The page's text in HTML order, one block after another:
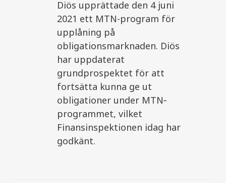
Diös upprättade den 4 juni
2021 ett MTN-program för
upplåning på
obligationsmarknaden. Diös
har uppdaterat
grundprospektet för att
fortsätta kunna ge ut
obligationer under MTN‐
programmet, vilket
Finansinspektionen idag har
godkänt.